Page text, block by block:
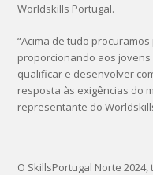
Worldskills Portugal.
“Acima de tudo
proporcionando aos
qualificar e desenvolver
resposta às exigências do
representante do
O SkillsPortugal Norte